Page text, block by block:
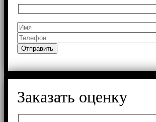
Заказать оценку